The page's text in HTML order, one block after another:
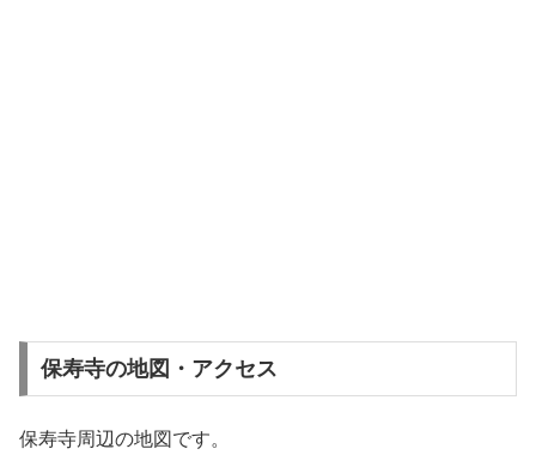
保寿寺の地図・アクセス
保寿寺周辺の地図です。